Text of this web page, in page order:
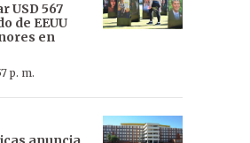
USD 567
de EEUU
en
p. m.